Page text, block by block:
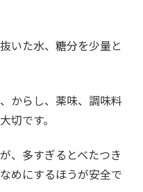
いた水、糖分を少量と
からし、薬味、調味料
切です。
、多すぎるとべたつき
めにするほうが安全で